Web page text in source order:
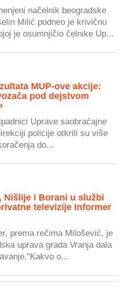
načelnik beogradske
Milić podneo je krivičnu
je osumnjičio čelnike Up...
MUP-ove akcije:
pod dejstvom
Uprave saobraćajne
policije otkrili su više
do...
Nišlije i Borani u službi
televizije Informer
prema rečima Milošević, je
uprava grada Vranja dala
o...